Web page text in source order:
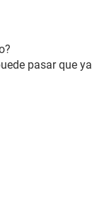
pasar que ya